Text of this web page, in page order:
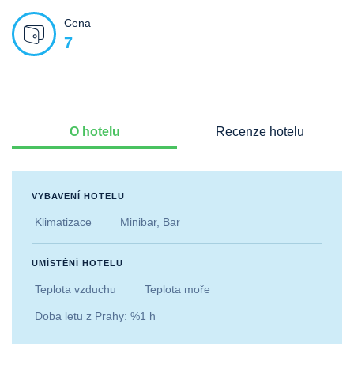
Cena
7
O hotelu Recenze hotelu
VYBAVENÍ HOTELU
Klimatizace Minibar, Bar
UMÍSTĚNÍ HOTELU
Teplota vzduchu Teplota moře
Doba letu z Prahy: %1 h